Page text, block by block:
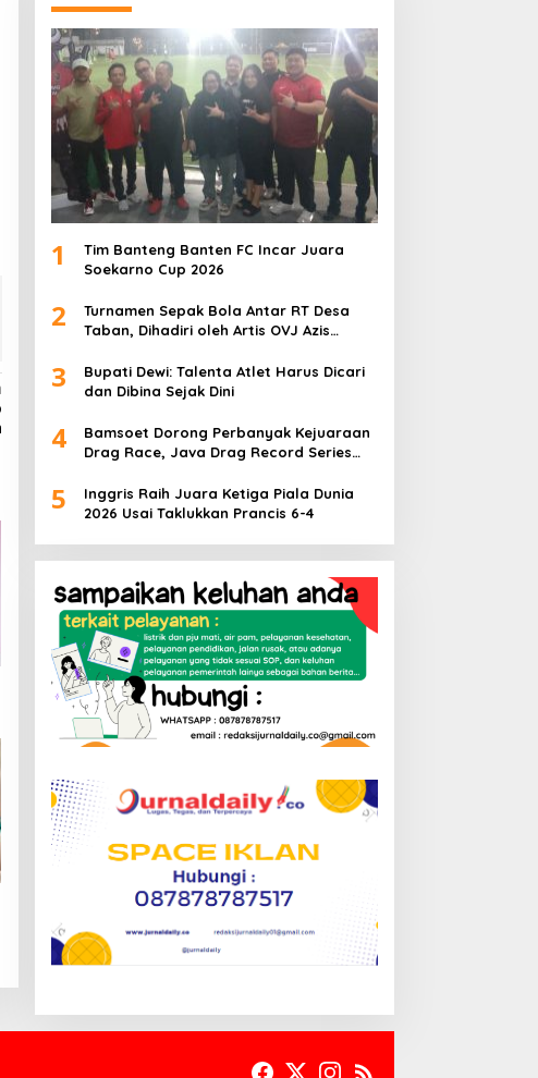
1
Tim Banteng Banten FC Incar Juara
Soekarno Cup 2026
2
Turnamen Sepak Bola Antar RT Desa
Taban, Dihadiri oleh Artis OVJ Azis
3
Bupati Dewi: Talenta Atlet Harus Dicari
dan Dibina Sejak Dini
4
Bamsoet Dorong Perbanyak Kejuaraan
Drag Race, Java Drag Record Series
Muda
5
Inggris Raih Juara Ketiga Piala Dunia
2026 Usai Taklukkan Prancis 6-4